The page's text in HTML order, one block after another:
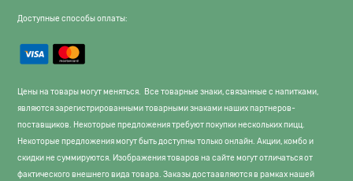
Доступные способы оплаты:
Цены на товары могут меняться. Все товарные знаки, связанные с напитками,
являются зарегистрированными товарными знаками наших партнеров-
поставщиков. Некоторые предложения требуют покупки нескольких пицц.
Некоторые предложения могут быть доступны только онлайн. Акции, комбо и
скидки не суммируются. Изображения товаров на сайте могут отличаться от
фактического внешнего вида товара. Заказы достаавляются в рамках нашей